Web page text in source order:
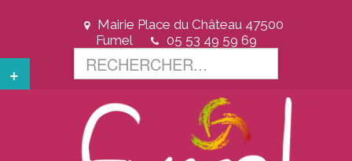
Mairie Place du Château 47500
Fumel
05 53 49 59 69
+